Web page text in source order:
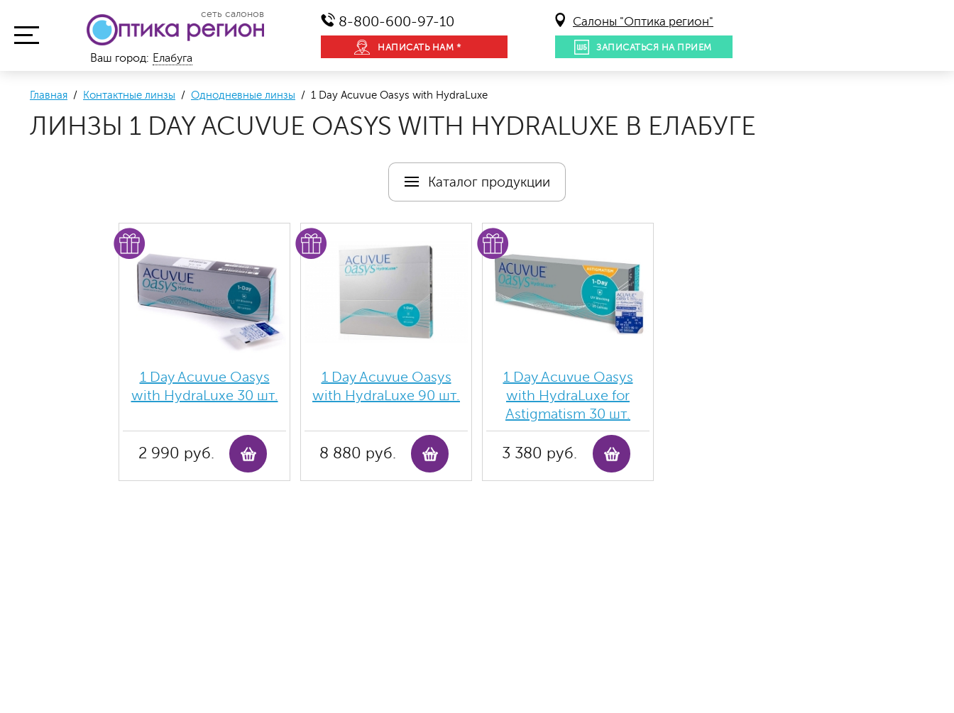
сеть салонов 8-800-600-97-10
НАПИСАТЬ НАМ *
Салоны "Оптика регион"
ЗАПИСАТЬСЯ НА ПРИЕМ
Ваш город: Елабуга
Главная / Контактные линзы / Однодневные линзы / 1 Day Acuvue Oasys with HydraLuxe
ЛИНЗЫ 1 DAY ACUVUE OASYS WITH HYDRALUXE В ЕЛАБУГЕ
Каталог продукции
1 Day Acuvue Oasys
with HydraLuxe 30 шт.
2 990 руб.
1 Day Acuvue Oasys
with HydraLuxe 90 шт.
8 880 руб.
1 Day Acuvue Oasys
with HydraLuxe for
Аstigmatism 30 шт.
3 380 руб.